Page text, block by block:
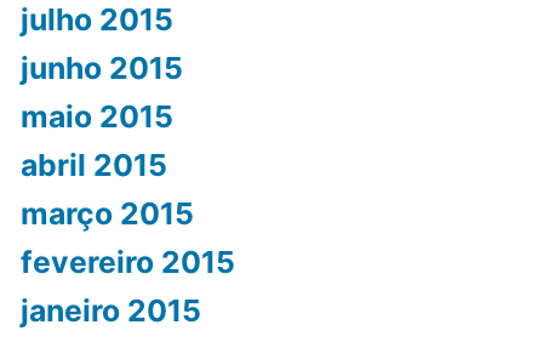
julho 2015
junho 2015
maio 2015
abril 2015
março 2015
fevereiro 2015
janeiro 2015